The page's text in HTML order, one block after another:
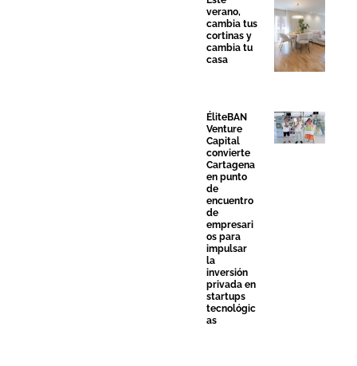
verano,
cambia tus
cortinas y
cambia tu
casa
ÉliteBAN
Venture
Capital
convierte
Cartagena
en punto
de
encuentro
de
empresari
os para
impulsar
la
inversión
privada en
startups
tecnológic
as